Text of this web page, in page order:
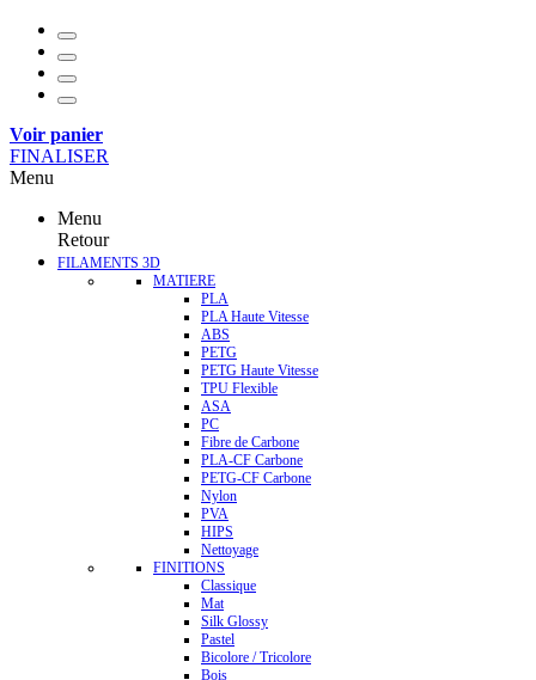
Voir panier
FINALISER
Menu
Menu
Retour
FILAMENTS 3D
MATIERE
PLA
PLA Haute Vitesse
ABS
PETG
PETG Haute Vitesse
TPU Flexible
ASA
PC
Fibre de Carbone
PLA-CF Carbone
PETG-CF Carbone
Nylon
PVA
HIPS
Nettoyage
FINITIONS
Classique
Mat
Silk Glossy
Pastel
Bicolore / Tricolore
Bois